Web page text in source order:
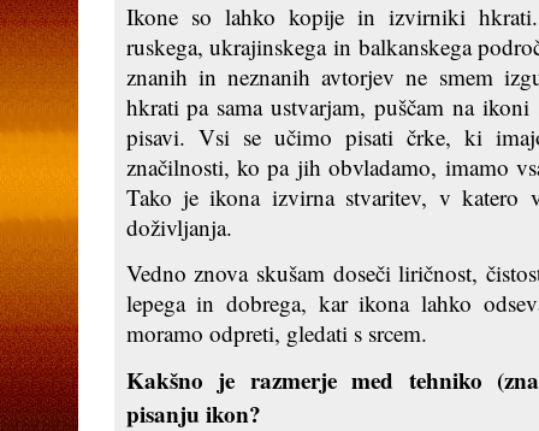
Ikone so lahko kopije in izvirniki
ruskega, ukrajinskega in balkanskega
znanih in neznanih avtorjev ne smem
hkrati pa sama ustvarjam, puščam na
pisavi. Vsi se učimo pisati črke, ki
značilnosti, ko pa jih obvladamo, imamo
Tako je ikona izvirna stvaritev, v katero
doživljanja.
Vedno znova skušam doseči liričnost,
lepega in dobrega, kar ikona lahko
moramo odpreti, gledati s srcem.
Kakšno je razmerje med tehniko
pisanju ikon?